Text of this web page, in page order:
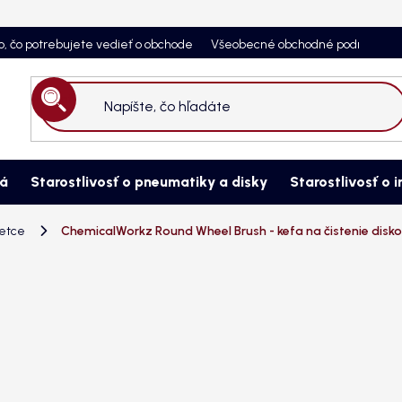
čo potrebujete vedieť o obchode Všeobecné obchodné podmienky
Hľadať
Starostlivosť o pneumatiky a disky Starostlivosť o
ChemicalWorkz Round Wheel Brush - kefa na čistenie